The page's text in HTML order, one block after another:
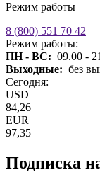
Режим работы
8 (800) 551 70 42
Режим работы:
ПН - ВС: 09.00 -
Выходные: без
Сегодня:
USD
84,26
EUR
97,35
Подписка